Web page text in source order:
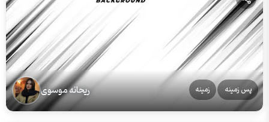
پس زمینه زمینه ریحانه موسوی